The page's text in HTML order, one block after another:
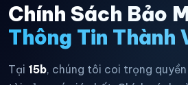
Chính Sách Bảo
Thông Tin Thành
Tại 15b, chúng tôi coi trọng